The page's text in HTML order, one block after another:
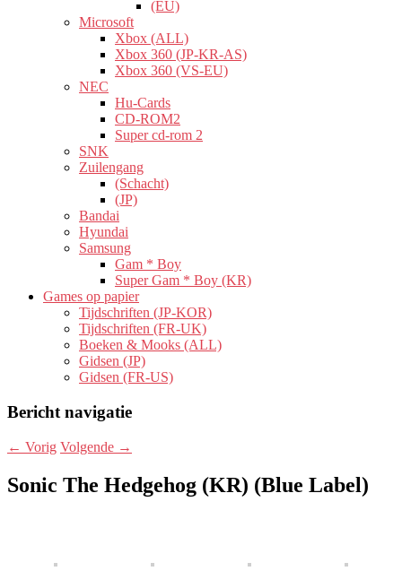
(EU)
Microsoft
Xbox (ALL)
Xbox 360 (JP-KR-AS)
Xbox 360 (VS-EU)
NEC
Hu-Cards
CD-ROM2
Super cd-rom 2
SNK
Zuilengang
(Schacht)
(JP)
Bandai
Hyundai
Samsung
Gam * Boy
Super Gam * Boy (KR)
Games op papier
Tijdschriften (JP-KOR)
Tijdschriften (FR-UK)
Boeken & Mooks (ALL)
Gidsen (JP)
Gidsen (FR-US)
Bericht navigatie
← Vorig Volgende →
Sonic The Hedgehog (KR) (Blue Label)